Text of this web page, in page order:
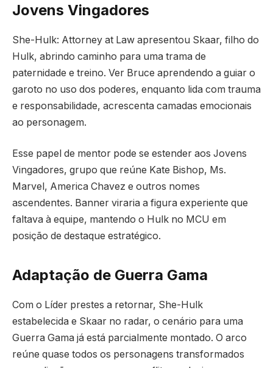
Jovens Vingadores
She-Hulk: Attorney at Law apresentou Skaar, filho do
Hulk, abrindo caminho para uma trama de
paternidade e treino. Ver Bruce aprendendo a guiar o
garoto no uso dos poderes, enquanto lida com trauma
e responsabilidade, acrescenta camadas emocionais
ao personagem.
Esse papel de mentor pode se estender aos Jovens
Vingadores, grupo que reúne Kate Bishop, Ms.
Marvel, America Chavez e outros nomes
ascendentes. Banner viraria a figura experiente que
faltava à equipe, mantendo o Hulk no MCU em
posição de destaque estratégico.
Adaptação de Guerra Gama
Com o Líder prestes a retornar, She-Hulk
estabelecida e Skaar no radar, o cenário para uma
Guerra Gama já está parcialmente montado. O arco
reúne quase todos os personagens transformados